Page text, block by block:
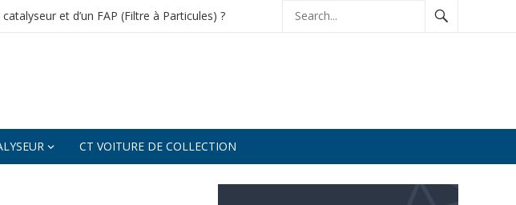
et d’un FAP (Filtre à Particules) ?
CT VOITURE DE COLLECTION